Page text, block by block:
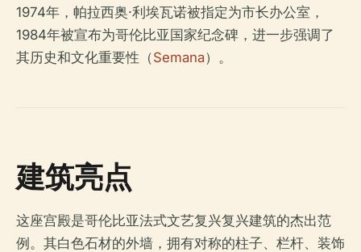
1974年，帕拉西奥·利埃瓦诺被指定为市长办公室，
1984年被宣布为哥伦比亚国家纪念碑，进一步强调了
其历史和文化重要性（Semana）。
建筑亮点
这座宫殿是哥伦比亚法式文艺复兴复兴建筑的杰出范
例。其白色石材的外墙，拥有对称的柱子、栏杆、装饰